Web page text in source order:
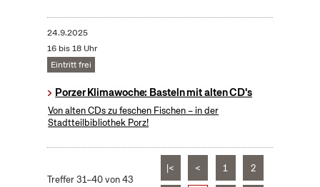
24.9.2025
16 bis 18 Uhr
Eintritt frei
Porzer Klimawoche: Basteln mit alten CD's
Von alten CDs zu feschen Fischen – in der
Stadtteilbibliothek Porz!
Treffer 31–40 von 43
|< < 1 2